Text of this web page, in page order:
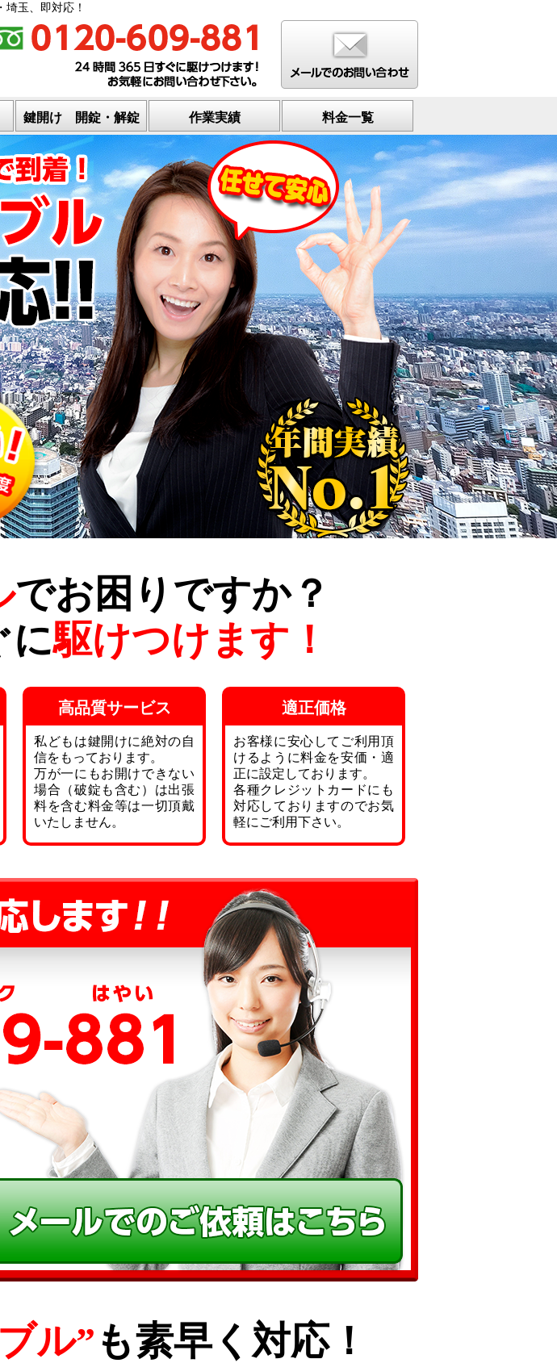
玉、即対応！
鍵開け 開錠・解錠 作業実績 料金一覧
でお困りですか？
に駆けつけます！
高品質サービス
私どもは鍵開けに絶対の自
信をもっております。
万が一にもお開けできない
場合（破錠も含む）は出張
料を含む料金等は一切頂戴
いたしません。
適正価格
お客様に安心してご利用頂
けるように料金を安価・適
正に設定しております。
各種クレジットカードにも
対応しておりますのでお気
軽にご利用下さい。
ル” も素早く対応！